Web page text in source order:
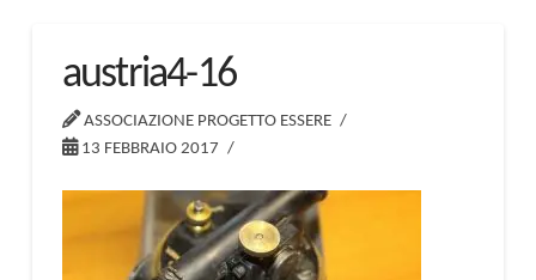
austria4-16
ASSOCIAZIONE PROGETTO ESSERE
13 FEBBRAIO 2017